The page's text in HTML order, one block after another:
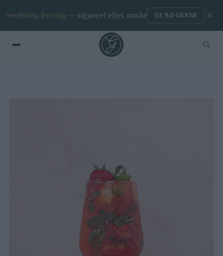
Hurtig levering — signeret efter ønske SE BØGERNE ✕